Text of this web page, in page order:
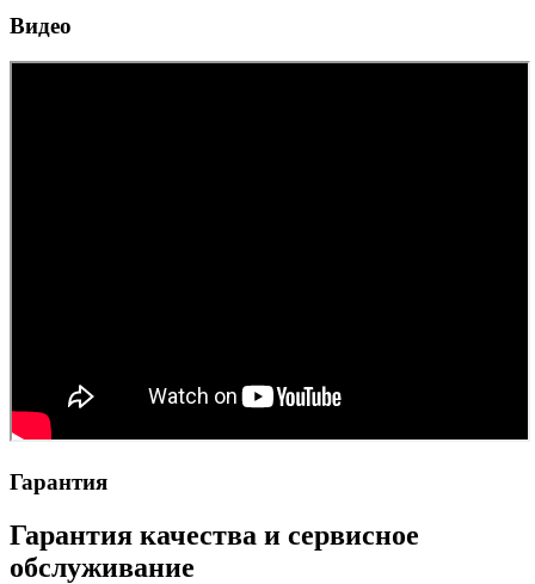
Видео
Гарантия
Гарантия качества и сервисное
обслуживание